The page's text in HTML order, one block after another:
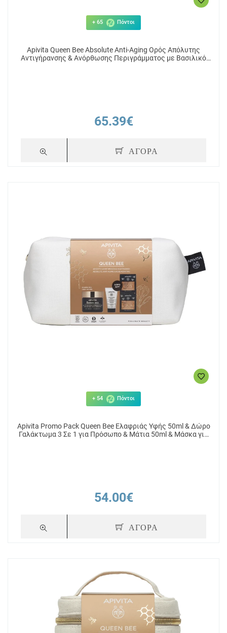
+ 65 Πόντοι
Apivita Queen Bee Absolute Anti-Aging Ορός Απόλυτης
Αντιγήρανσης & Ανόρθωσης Περιγράμματος με Βασιλικό
65.39€
ΑΓΟΡΑ
+ 54 Πόντοι
Apivita Promo Pack Queen Bee Ελαφριάς Υφής 50ml & Δώρο
Γαλάκτωμα 3 Σε 1 για Πρόσωπο & Μάτια 50ml & Μάσκα για
54.00€
ΑΓΟΡΑ